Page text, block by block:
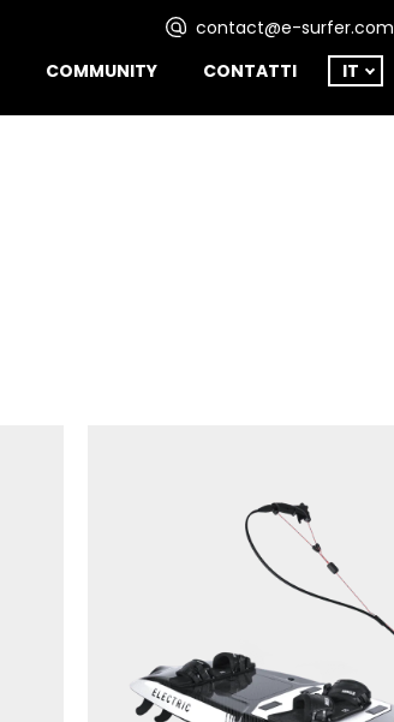
contact@e-surfer.com
COMMUNITY CONTATTI IT